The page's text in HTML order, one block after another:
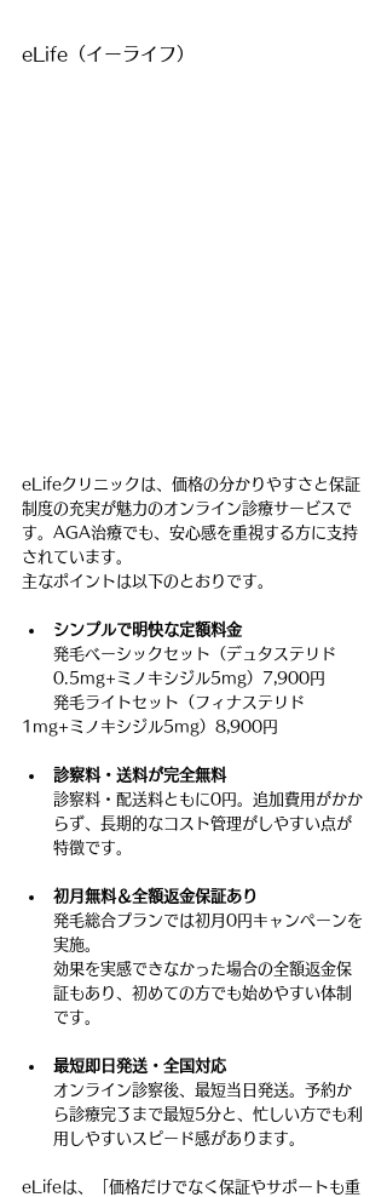
eLife（イーライフ）
eLifeクリニックは、価格の分かりやすさと保証
制度の充実が魅力のオンライン診療サービスで
す。AGA治療でも、安心感を重視する方に支持
されています。
主なポイントは以下のとおりです。
シンプルで明快な定額料金
発毛ベーシックセット（デュタステリド
0.5mg+ミノキシジル5mg）7,900円
発毛ライトセット（フィナステリド
1mg+ミノキシジル5mg）8,900円
診察料・送料が完全無料
診察料・配送料ともに0円。追加費用がかか
らず、長期的なコスト管理がしやすい点が
特徴です。
初月無料＆全額返金保証あり
発毛総合プランでは初月0円キャンペーンを
実施。
効果を実感できなかった場合の全額返金保
証もあり、初めての方でも始めやすい体制
です。
最短即日発送・全国対応
オンライン診察後、最短当日発送。予約か
ら診療完了まで最短5分と、忙しい方でも利
用しやすいスピード感があります。
eLifeは、「価格だけでなく保証やサポートも重